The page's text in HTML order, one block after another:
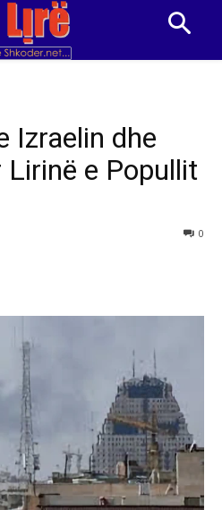
Izraelin dhe
Lirinë e Popullit
0